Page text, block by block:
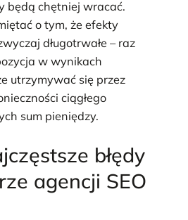
będą chętniej wracać.
o tym, że efekty
długotrwałe – raz
w wynikach
utrzymywać się przez
ciągłego
sum pieniędzy.
błędy
agencji SEO